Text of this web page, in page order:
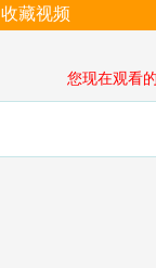
收藏视频
您现在观看